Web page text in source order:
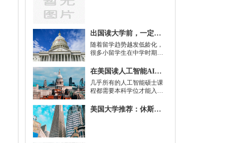
出国读大学前，一定要培养的基本生活技能有哪些？
随着留学趋势越发低龄化，
很多小留学生在中学时期就
其实都是为了大学生活做准
在美国读人工智能AI硕士入学条件及大学推荐
几乎所有的人工智能硕士课
程都需要本科学位才能入
需要特定领域的本科学位。
美国大学推荐：休斯顿的大学